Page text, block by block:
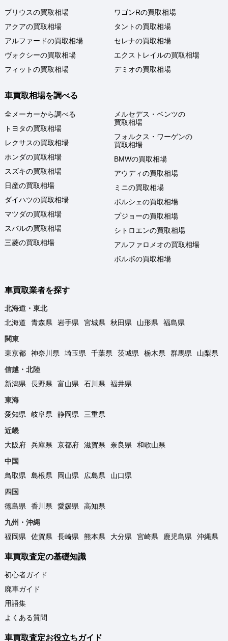
プリウスの買取相場
アクアの買取相場
アルファードの買取相場
ヴォクシーの買取相場
フィットの買取相場
ワゴンRの買取相場
タントの買取相場
セレナの買取相場
エクストレイルの買取相場
デミオの買取相場
車買取相場を調べる
全メーカーから調べる
トヨタの買取相場
レクサスの買取相場
ホンダの買取相場
スズキの買取相場
日産の買取相場
ダイハツの買取相場
マツダの買取相場
スバルの買取相場
三菱の買取相場
メルセデス・ベンツの
買取相場
フォルクス・ワーゲンの
買取相場
BMWの買取相場
アウディの買取相場
ミニの買取相場
ポルシェの買取相場
プジョーの買取相場
シトロエンの買取相場
アルファロメオの買取相場
ボルボの買取相場
車買取業者を探す
北海道・東北
北海道
青森県 岩手県 宮城県 秋田県 山形県
福島県
関東
東京都
神奈川県 埼玉県 千葉県 茨城県 栃木県 群馬県
山梨県
信越・北陸
新潟県
長野県 富山県 石川県
福井県
東海
愛知県
岐阜県 静岡県
三重県
近畿
大阪府
兵庫県 京都府 滋賀県 奈良県
和歌山県
中国
鳥取県
島根県 岡山県 広島県
山口県
四国
徳島県
香川県 愛媛県
高知県
九州・沖縄
福岡県
佐賀県 長崎県 熊本県 大分県 宮崎県 鹿児島県 沖縄県
車買取査定の基礎知識
初心者ガイド
廃車ガイド
用語集
よくある質問
車買取査定お役立ちガイド